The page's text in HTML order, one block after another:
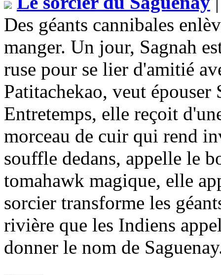
Des géants cannibales
manger. Un jour, Sagnah
ruse pour se lier d'amitié
Patitachekao, veut
Entretemps, elle reçoit
morceau de cuir qui rend
souffle dedans, appelle le
tomahawk magique, elle
sorcier transforme les
rivière que les Indiens
donner le nom de